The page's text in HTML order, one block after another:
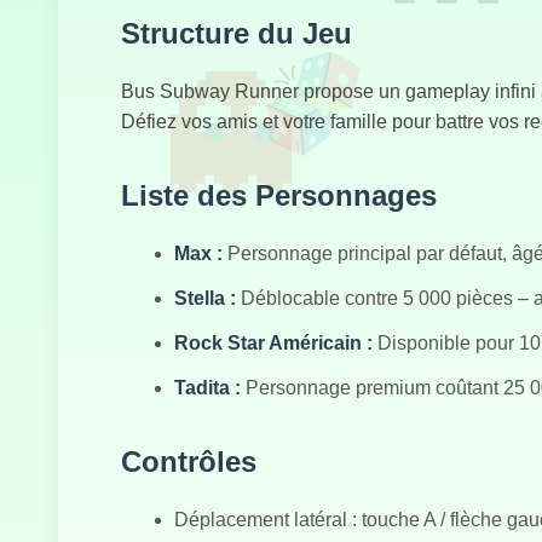
Structure du Jeu
Bus Subway Runner propose un gameplay
Défiez vos amis et votre famille pour battre vos
Liste des Personnages
Max : Personnage principal par défaut,
Stella : Déblocable contre 5 000 pièces –
Rock Star Américain : Disponible pour
Tadita : Personnage premium coûtant 25
Contrôles
Déplacement latéral : touche A / flèche